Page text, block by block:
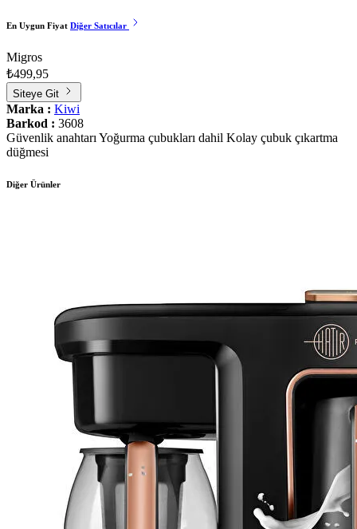
En Uygun Fiyat Diğer Satıcılar
Migros
₺499,95
Siteye Git
Marka : Kiwi
Barkod : 3608
Güvenlik anahtarı Yoğurma çubukları dahil Kolay çubuk çıkartma
düğmesi
Diğer Ürünler